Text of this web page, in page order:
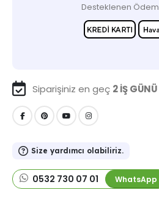
Desteklenen
Siparişiniz en geç 2 İŞ GÜNÜ
Size yardımcı olabiliriz.
0532 730 07 01 WhatsApp